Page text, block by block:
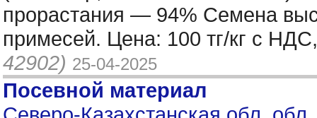
прорастания — 94% Семена
примесей. Цена: 100 тг/кг с
42902) 25-04-2025
Посевной материал